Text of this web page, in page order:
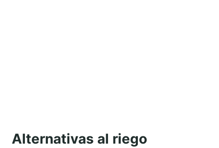
Alternativas al riego